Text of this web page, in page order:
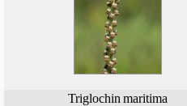
Triglochin maritima